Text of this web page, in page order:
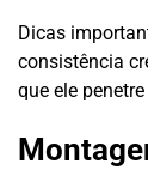
Dicas
consistência
que ele